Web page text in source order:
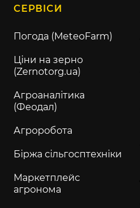
СЕРВІСИ
Погода (MeteoFarm)
Ціни на зерно
(Zernotorg.ua)
Агроаналітика
(Феодал)
Агроробота
Біржа сільгосптехніки
Маркетплейс
агронома